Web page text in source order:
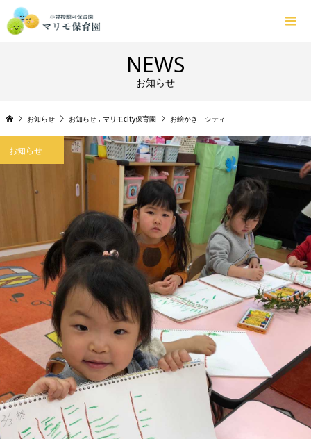
NEWS
お知らせ
お知らせ お知らせ , マリモcity保育園 お絵かき シティ
お知らせ